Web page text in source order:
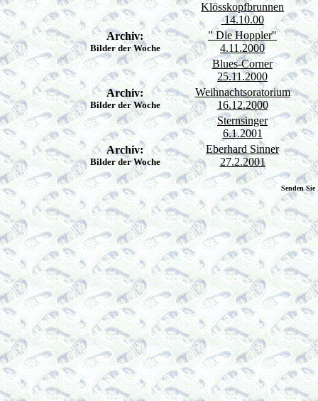
Klösskopfbrunnen
14.10.00
Archiv:
Bilder der Woche
" Die Hoppler"
4.11.2000
Blues-Corner
25.11.2000
Archiv:
Bilder der Woche
Weihnachtsoratorium
16.12.2000
Sternsinger
6.1.2001
Archiv:
Bilder der Woche
Eberhard Sinner
27.2.2001
Senden